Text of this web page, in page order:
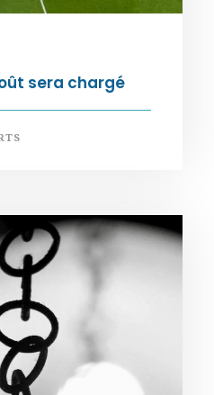
sera chargé